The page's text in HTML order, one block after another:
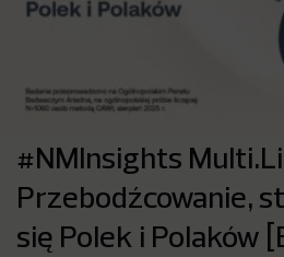
#NMInsights
Przebodźcowanie,
się Polek i Polaków